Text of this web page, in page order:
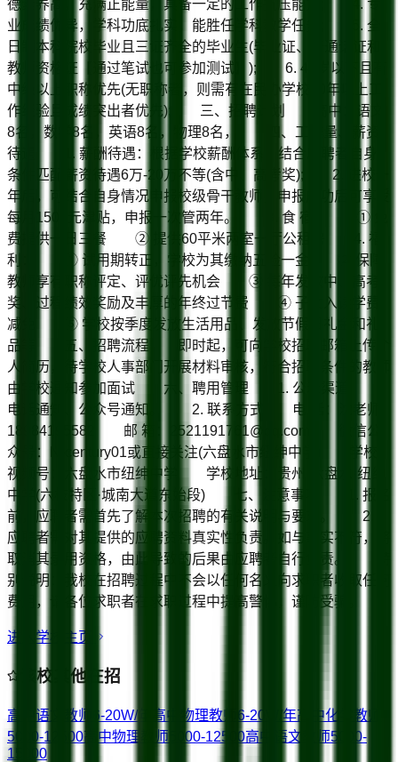
德素养高，充满正能量，具备一定的工作抗压能力; 4. 专
业成绩优异，学科功底扎实，能胜任学科教学任务; 5. 全
日制本科院校毕业且三证齐全的毕业生(毕业证、普通话证和
教师资格证【通过笔试也可参加测试】); 6. 45岁以下且有
中级以上职称优先(无职称者，则需有在民办学校10年以上工
作经验且成绩突出者优先); 三、招聘计划 高中：语文
8名，数学8名，英语8名，物理8名， 四、工作量、薪资
待遇 1. 薪酬待遇：根据学校薪酬体系，结合应聘者自身
条件匹配薪资待遇6万-20万不等(含中、高考奖); 2. 进校一
年后，可结合自身情况申报校级骨干教师，申报成功后可享受
每月1500元津贴，申报一次管两年。 3. 食 宿： ① 免
费提供一日三餐 ② 提供60平米两室一厅公租房 4. 福
利： ① 试用期转正，学校为其缴纳五险一金 ② 保障
教师享有职称评定、评优评先机会 ③ 每年发放中、高考
奖、过程绩效奖励及丰厚的年终过节费 ④ 子女入读学费
减免 ⑤ 学校按季度发放生活用品、发放节假日礼金和礼
品等 五、招聘流程 即时起，可向学校招聘邮箱上传个
人简历，待学校人事部门开展材料审核，符合招聘条件的教师
由学校通知参加面试 六、聘用管理 1. 公示渠道
电话通知、公众号通知。 2. 联系方式 电 话：沈老师
18984195582 邮 箱：2521191761@qq.com 微信公
众号：N-century01或直接关注(六盘水市纽绅中学) 学校
视频号：六盘水市纽绅中学 学校地址：贵州·六盘水·纽绅
中学(六枝特区·城南大道东始段) 七、注意事项 1. 报名
前，应聘者需首先了解本次招聘的有关说明与要求。 2.
应聘者需对其提供的应聘资料真实性负责。如与事实不符，将
取消其录用资格，由此导致的后果由应聘者自行负责。 特
别说明：我校在招聘过程中不会以任何名义向求职者收取任何
费用，请各位求职者在求职过程中提高警惕，谨防受骗。
进入学校主页
该校其他在招
高中语文教师 6-20W/年 高中物理教师 6-20W/年高中化学教师
5000-12500高中物理教师 5000-12500高中语文教师5000-
15000